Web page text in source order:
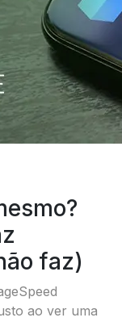
faz)
ao ver uma